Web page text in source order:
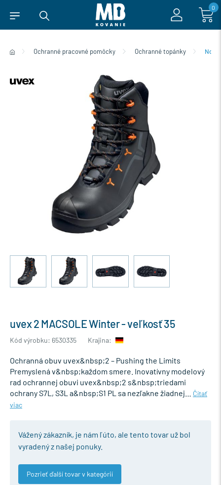
0
Ochranné pracovné pomôcky Ochranné topánky
uvex 2 MACSOLE Winter - veľkosť 35
Kód výrobku: 6530335 Krajina:
Ochranná obuv uvex&nbsp;2 – Pushing the Limits
Premyslená v&nbsp;každom smere. Inovatívny modelový
rad ochrannej obuvi uvex&nbsp;2 s&nbsp;triedami
ochrany S7L, S3L a&nbsp;S1 PL sa nezľakne žiadnej…
Čítať
viac
Vážený zákazník, je nám ľúto, ale tento tovar už bol
vyradený z našej ponuky.
Pozrieť ďalší tovar v kategórií